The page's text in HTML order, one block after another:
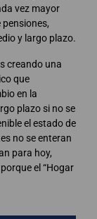
vez mayor
y largo plazo.
creando una
que
en la
plazo si no se
el estado de
no se enteran
para hoy,
el “Hogar